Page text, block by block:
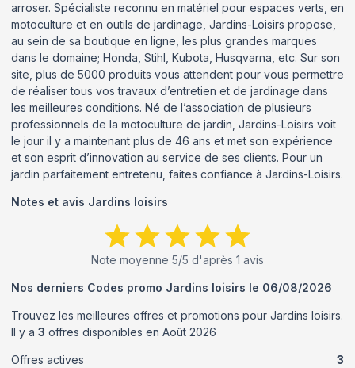
arroser. Spécialiste reconnu en matériel pour espaces verts, en
motoculture et en outils de jardinage, Jardins-Loisirs propose,
au sein de sa boutique en ligne, les plus grandes marques
dans le domaine; Honda, Stihl, Kubota, Husqvarna, etc. Sur son
site, plus de 5000 produits vous attendent pour vous permettre
de réaliser tous vos travaux d’entretien et de jardinage dans
les meilleures conditions. Né de l’association de plusieurs
professionnels de la motoculture de jardin, Jardins-Loisirs voit
le jour il y a maintenant plus de 46 ans et met son expérience
et son esprit d’innovation au service de ses clients. Pour un
jardin parfaitement entretenu, faites confiance à Jardins-Loisirs.
Notes et avis Jardins loisirs
Note moyenne 5/5 d'après 1 avis
Nos derniers Codes promo Jardins loisirs le 06/08/2026
Trouvez les meilleures offres et promotions pour Jardins loisirs.
Il y a 3 offres disponibles en Août 2026
Offres actives
3